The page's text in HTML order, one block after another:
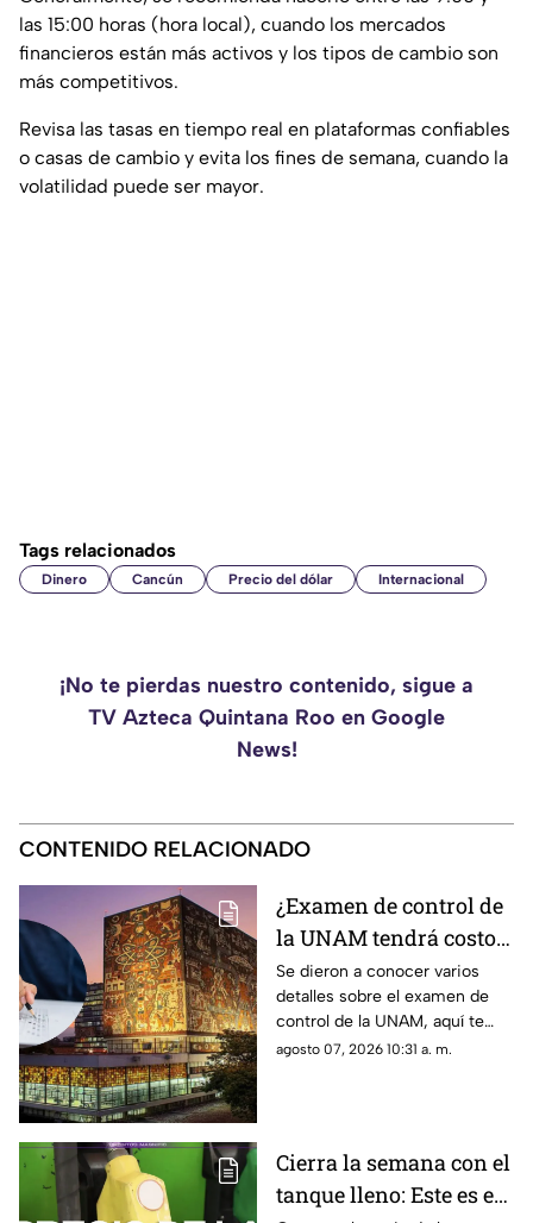
las 15:00 horas (hora local), cuando los mercados
financieros están más activos y los tipos de cambio son
más competitivos.
Revisa las tasas en tiempo real en plataformas confiables
o casas de cambio y evita los fines de semana, cuando la
volatilidad puede ser mayor.
Tags relacionados
Dinero Cancún Precio del dólar Internacional
¡No te pierdas nuestro contenido, sigue a
TV Azteca Quintana Roo en Google
News!
CONTENIDO RELACIONADO
¿Examen de control de
la UNAM tendrá costo?
Conoce todos los
detalles
Se dieron a conocer varios
detalles sobre el examen de
control de la UNAM, aquí te
decimos si tendrá costo o no.
agosto 07, 2026 10:31 a. m.
Cierra la semana con el
tanque lleno: Este es el